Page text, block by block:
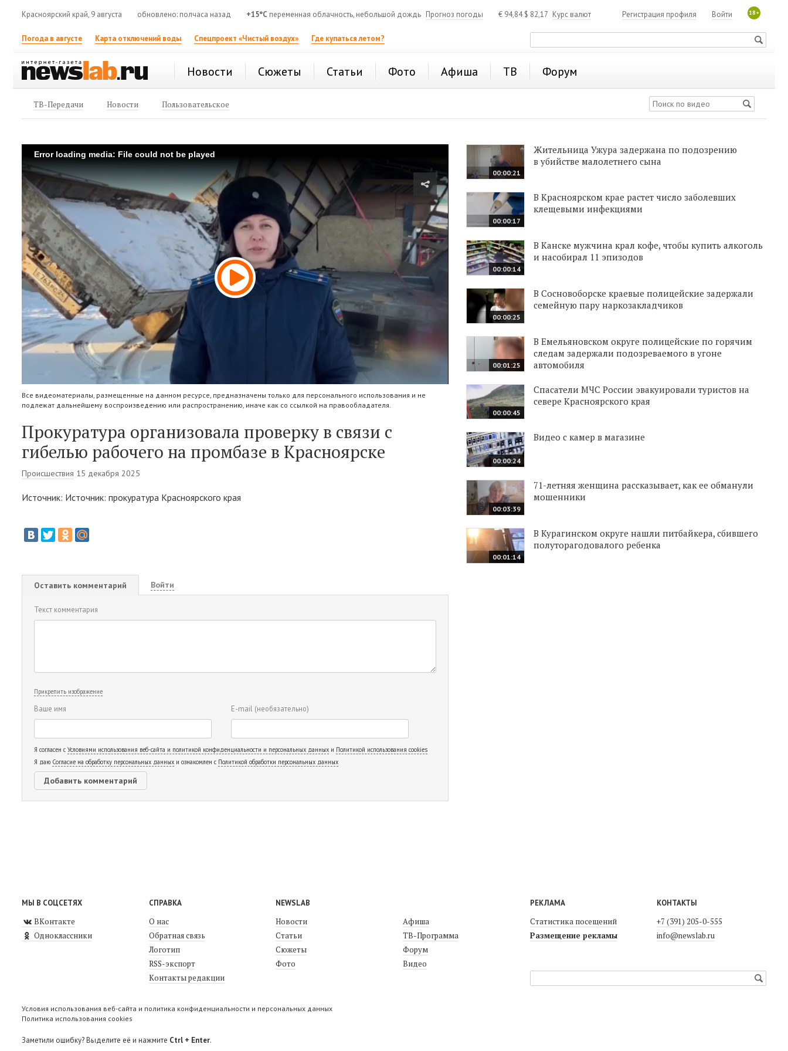
Красноярский край, 9 августа обновлено: полчаса назад +15°C переменная облачность, небольшой дождь Прогноз погоды € 94,84$ 82,17 Курс валют 18+
Войти
Регистрация профиля
Погода в августе Карта отключений воды Спецпроект «Чистый воздух» Где купаться летом?
Новости Сюжеты Статьи Фото Афиша ТВ Форум
ТВ-Передачи Новости Пользовательское
Error loading media: File could not be played
Все видеоматериалы, размещенные на данном ресурсе, предназначены только для персонального использования и не
подлежат дальнейшему воспроизведению или распространению, иначе как со ссылкой на правообладателя.
Прокуратура организовала проверку в связи с
гибелью рабочего на промбазе в Красноярске
Происшествия 15 декабря 2025
Источник: Источник: прокуратура Красноярского края
Оставить комментарий Войти
Текст комментария
Прикрепить изображение
Ваше имя E-mail (необязательно)
Я согласен с Условиями использования веб-сайта и политикой конфиденциальности и персональных данных и Политикой использования cookies
Я даю Согласие на обработку персональных данных и ознакомлен с Политикой обработки персональных данных
00:00:21
Жительница Ужура задержана по подозрению
в убийстве малолетнего сына
00:00:17
В Красноярском крае растет число заболевших
клещевыми инфекциями
00:00:14
В Канске мужчина крал кофе, чтобы купить алкоголь
и насобирал 11 эпизодов
00:00:25
В Сосновоборске краевые полицейские задержали
семейную пару наркозакладчиков
00:01:25
В Емельяновском округе полицейские по горячим
следам задержали подозреваемого в угоне
автомобиля
00:00:45
Спасатели МЧС России эвакуировали туристов на
севере Красноярского края
00:00:24
Видео с камер в магазине
00:03:39
71-летняя женщина рассказывает, как ее обманули
мошенники
00:01:14
В Курагинском округе нашли питбайкера, сбившего
полуторагодовалого ребенка
МЫ В СОЦСЕТЯХ
ВКонтакте
Одноклассники
СПРАВКА
О нас
Обратная связь
Логотип
RSS-экспорт
Контакты редакции
NEWSLAB
Новости
Статьи
Сюжеты
Фото
Афиша
ТВ-Программа
Форум
Видео
РЕКЛАМА
Статистика посещений
Размещение рекламы
КОНТАКТЫ
+7 (391) 205-0-555
info@newslab.ru
Условия использования веб-сайта и политика конфиденциальности и персональных данных
Политика использования cookies
Заметили ошибку? Выделите её и нажмите Ctrl + Enter.